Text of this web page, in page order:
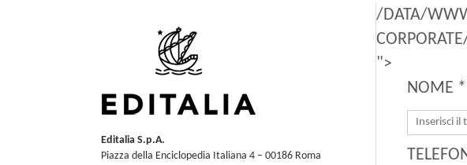
Editalia S.p.A.
Piazza della Enciclopedia Italiana 4 – 00186 Roma
/DATA/
">
NOME *